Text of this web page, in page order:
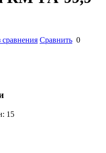
сравнения Сравнить 0
15